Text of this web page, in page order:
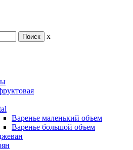
x
Варенье маленький объем
Варенье большой объем